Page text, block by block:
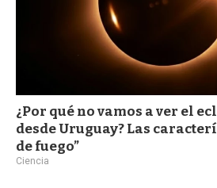
¿Por qué no vamos a ver el
desde Uruguay? Las
de fuego”
Ciencia